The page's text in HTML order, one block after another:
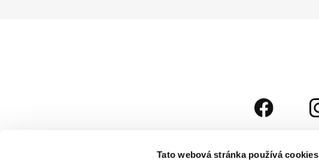
Tato webová stránka používá cookies